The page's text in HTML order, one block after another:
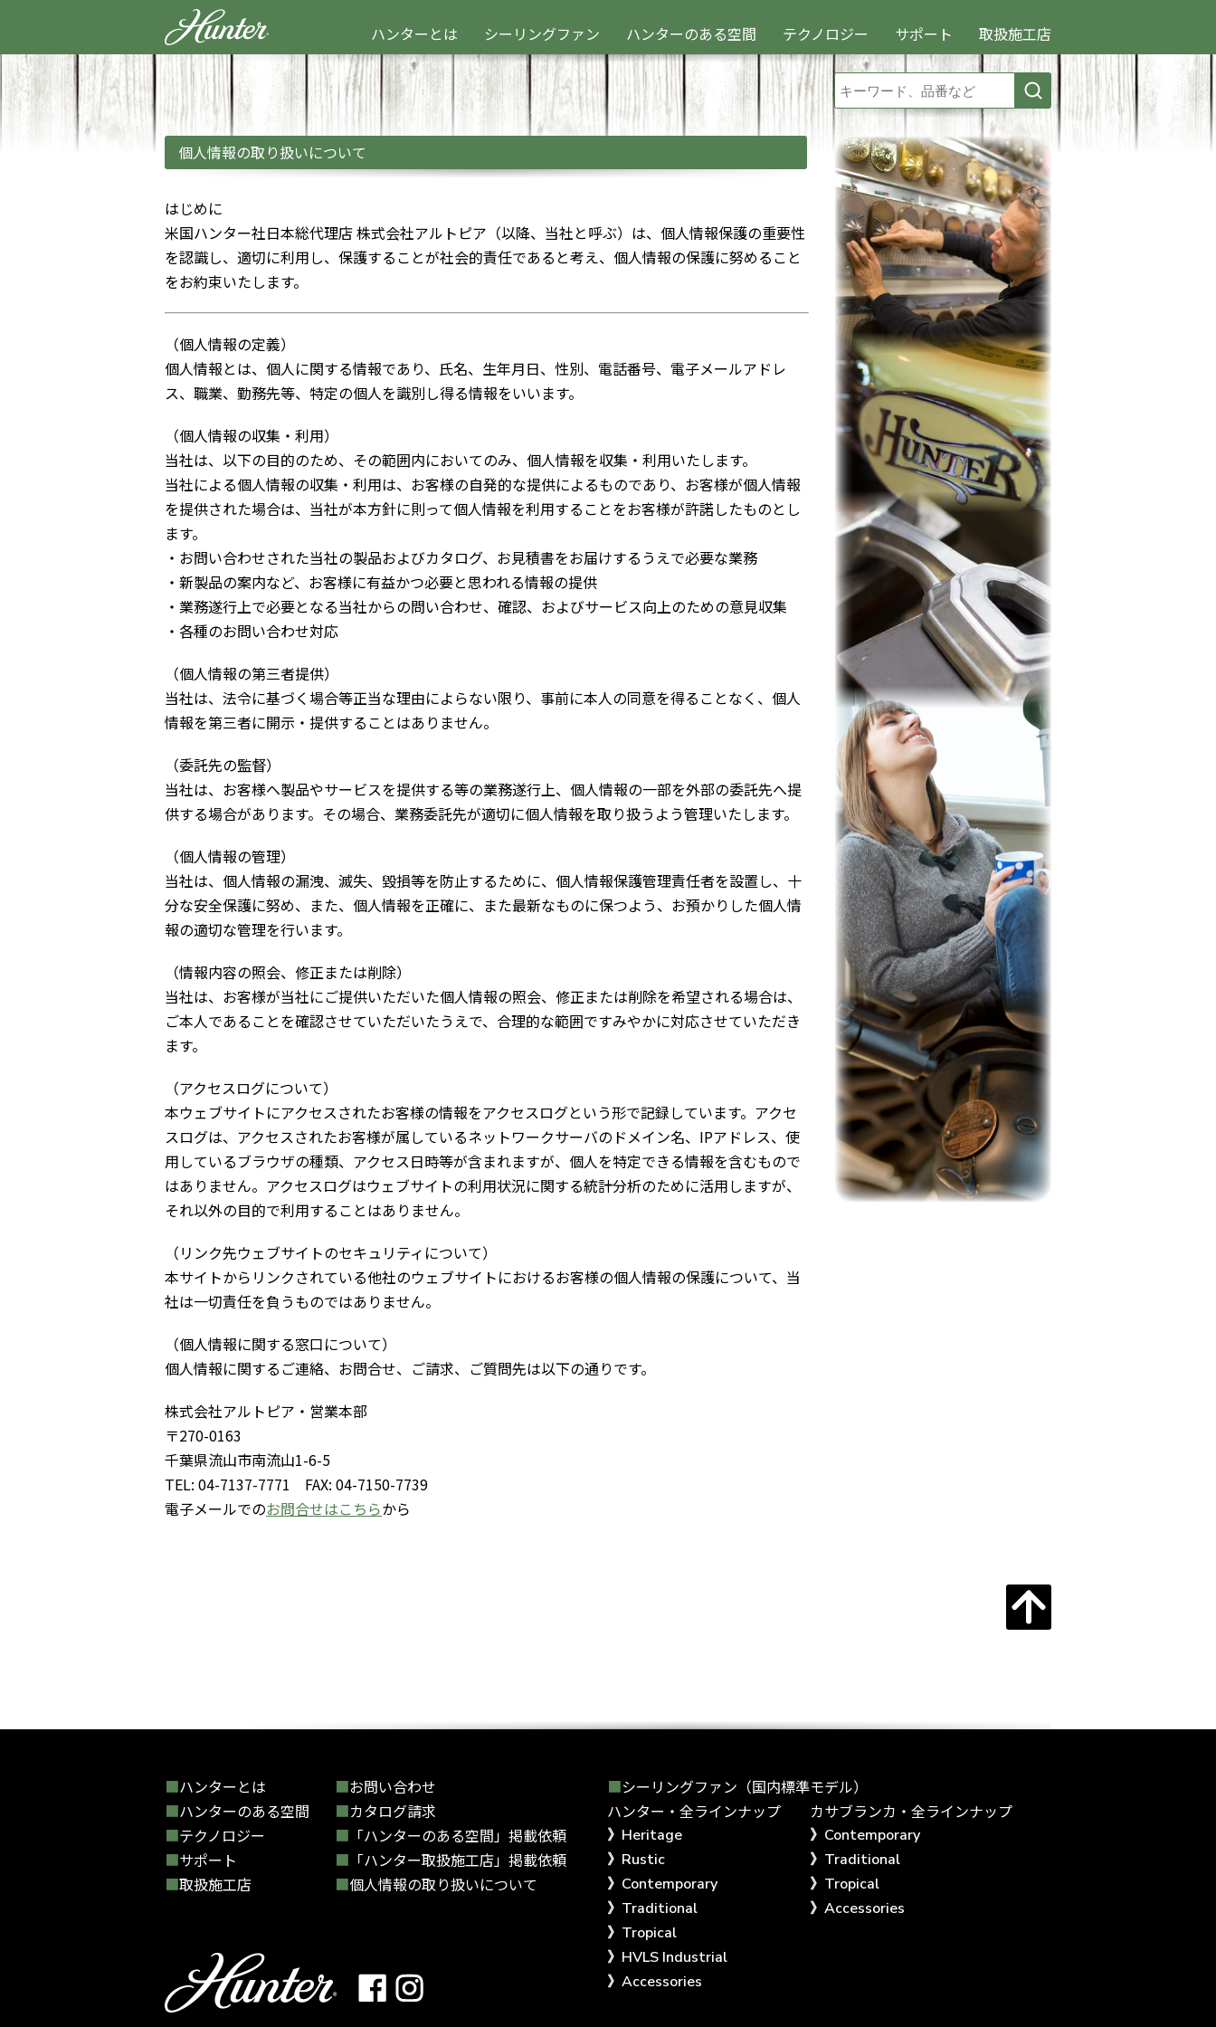
ハンターとは シーリングファン ハンターのある空間 テクノロジー サポート 取扱施工店
個人情報の取り扱いについて
はじめに
米国ハンター社日本総代理店 株式会社アルトピア（以降、当社と呼ぶ）は、個人情報保護の重要性
を認識し、適切に利用し、保護することが社会的責任であると考え、個人情報の保護に努めること
をお約束いたします。
（個人情報の定義）
個人情報とは、個人に関する情報であり、氏名、生年月日、性別、電話番号、電子メールアドレ
ス、職業、勤務先等、特定の個人を識別し得る情報をいいます。
（個人情報の収集・利用）
当社は、以下の目的のため、その範囲内においてのみ、個人情報を収集・利用いたします。
当社による個人情報の収集・利用は、お客様の自発的な提供によるものであり、お客様が個人情報
を提供された場合は、当社が本方針に則って個人情報を利用することをお客様が許諾したものとし
ます。
・お問い合わせされた当社の製品およびカタログ、お見積書をお届けするうえで必要な業務
・新製品の案内など、お客様に有益かつ必要と思われる情報の提供
・業務遂行上で必要となる当社からの問い合わせ、確認、およびサービス向上のための意見収集
・各種のお問い合わせ対応
（個人情報の第三者提供）
当社は、法令に基づく場合等正当な理由によらない限り、事前に本人の同意を得ることなく、個人
情報を第三者に開示・提供することはありません。
（委託先の監督）
当社は、お客様へ製品やサービスを提供する等の業務遂行上、個人情報の一部を外部の委託先へ提
供する場合があります。その場合、業務委託先が適切に個人情報を取り扱うよう管理いたします。
（個人情報の管理）
当社は、個人情報の漏洩、滅失、毀損等を防止するために、個人情報保護管理責任者を設置し、十
分な安全保護に努め、また、個人情報を正確に、また最新なものに保つよう、お預かりした個人情
報の適切な管理を行います。
（情報内容の照会、修正または削除）
当社は、お客様が当社にご提供いただいた個人情報の照会、修正または削除を希望される場合は、
ご本人であることを確認させていただいたうえで、合理的な範囲ですみやかに対応させていただき
ます。
（アクセスログについて）
本ウェブサイトにアクセスされたお客様の情報をアクセスログという形で記録しています。アクセ
スログは、アクセスされたお客様が属しているネットワークサーバのドメイン名、IPアドレス、使
用しているブラウザの種類、アクセス日時等が含まれますが、個人を特定できる情報を含むもので
はありません。アクセスログはウェブサイトの利用状況に関する統計分析のために活用しますが、
それ以外の目的で利用することはありません。
（リンク先ウェブサイトのセキュリティについて）
本サイトからリンクされている他社のウェブサイトにおけるお客様の個人情報の保護について、当
社は一切責任を負うものではありません。
（個人情報に関する窓口について）
個人情報に関するご連絡、お問合せ、ご請求、ご質問先は以下の通りです。
株式会社アルトピア・営業本部
〒270-0163
千葉県流山市南流山1-6-5
TEL: 04-7137-7771 FAX: 04-7150-7739
電子メールでのお問合せはこちらから
ハンターとは
ハンターのある空間
テクノロジー
サポート
取扱施工店
お問い合わせ
カタログ請求
「ハンターのある空間」掲載依頼
「ハンター取扱施工店」掲載依頼
個人情報の取り扱いについて
シーリングファン（国内標準モデル）
ハンター・全ラインナップ
Heritage
Rustic
Contemporary
Traditional
Tropical
HVLS Industrial
Accessories
カサブランカ・全ラインナップ
Contemporary
Traditional
Tropical
Accessories